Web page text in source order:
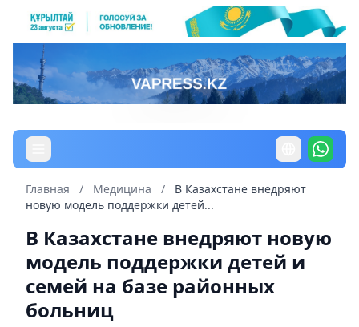
Главная / Медицина /
В Казахстане внедряют
новую модель поддержки детей...
В Казахстане внедряют новую
модель поддержки детей и
семей на базе районных
больниц